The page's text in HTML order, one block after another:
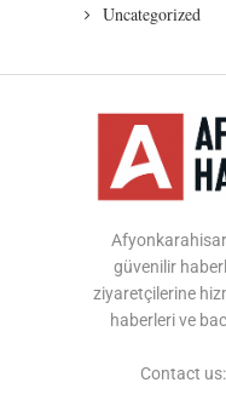
Uncategorized
Afyonkarahisar
güvenilir
ziyaretçilerine
haberleri ve
Contact us: